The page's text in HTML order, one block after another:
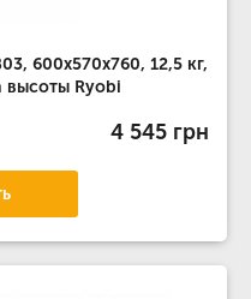
600х570х760, 12,5 кг,
высоты Ryobi
4 545 грн